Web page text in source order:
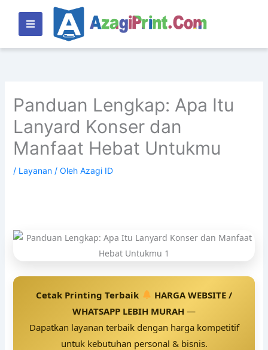
konten
Panduan Lengkap: Apa Itu
Lanyard Konser dan
Manfaat Hebat Untukmu
/ Layanan/ Oleh Azagi ID
Cetak Printing Terbaik
HARGA WEBSITE /
WHATSAPP LEBIH MURAH —
Dapatkan layanan terbaik dengan harga kompetitif
untuk kebutuhan personal & bisnis.